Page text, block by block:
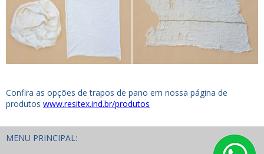
Confira as opções de trapos de pano em nossa página de
produtos www.resitex.ind.br/produtos
MENU PRINCIPAL: